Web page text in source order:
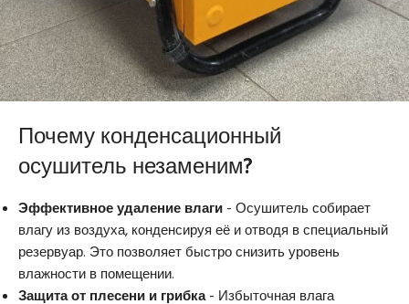
Почему конденсационный
осушитель незаменим?
Эффективное удаление влаги - Осушитель собирает
влагу из воздуха, конденсируя её и отводя в специальный
резервуар. Это позволяет быстро снизить уровень
влажности в помещении.
Защита от плесени и грибка- Избыточная влага